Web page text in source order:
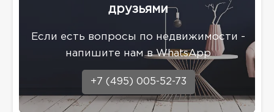
друзьями
Eсли есть вопросы по недвижимости -
напишите нам в WhatsApp
+7 (495) 005-52-73